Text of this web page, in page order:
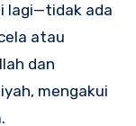
lagi—tidak ada
atau
dan
mengakui